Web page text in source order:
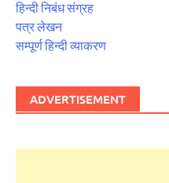
हिन्दी निबंध संग्रह
पत्र लेखन
सम्पूर्ण हिन्दी व्याकरण
ADVERTISEMENT